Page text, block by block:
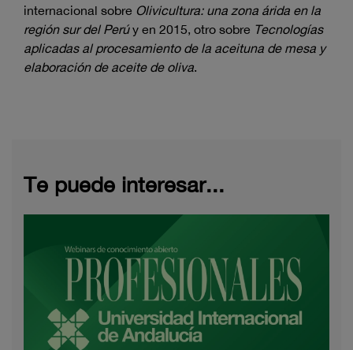
internacional sobre Olivicultura: una zona árida en la
región sur del Perúy en 2015, otro sobre Tecnologías
aplicadas al procesamiento de la aceituna de mesa y
elaboración de aceite de oliva.
Te puede interesar...